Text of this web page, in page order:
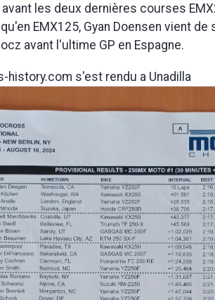
avant les deux dernières courses
EMX125, Gyan Doensen vient
avant l'ultime GP en Espagne.
history.com s'est rendu a Unadilla